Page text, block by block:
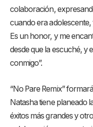
colaboración,
cuando era
Es un honor, y me
desde que la escuché, y
conmigo”.
“No Pare Remix”
Natasha tiene planeado
éxitos más grandes y